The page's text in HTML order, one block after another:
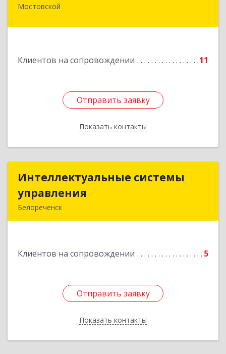
Мостовской
Клиентов на сопровождении 11
Отправить заявку
Показать контакты
352570, Краснодарский край, Мостовский р-н,
Отправить заявку
Назад
Интеллектуальные системы
управления
Белореченск
Клиентов на сопровождении 5
Отправить заявку
Показать контакты
Интеллектуальные системы
Подробнее
Отправить заявку
Назад